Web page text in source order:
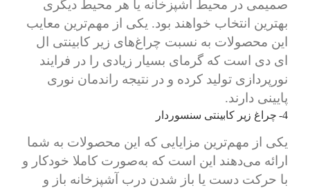
صمیمی در محیط آشپزخانه یا هر محیط دیگری
بهترین انتخاب خواهند بود. یکی از مهم‌ترین معایب
این محصولات به نسبت چراغ‌های زیر کابینتی ال
ای دی است که گرمای بسیار زیادی را در فرایند
نورپردازی تولید کرده و در نتیجه راندمان نوری
پایینی دارند.
4- چراغ زیر کابینتی سنسوردار
یکی از مهم‌ترین مزایایی که این محصولات به شما
ارائه می‌دهند این است که به‌صورت کاملا خودکار و
با حرکت دست یا باز شدن درب آشپزخانه باز و